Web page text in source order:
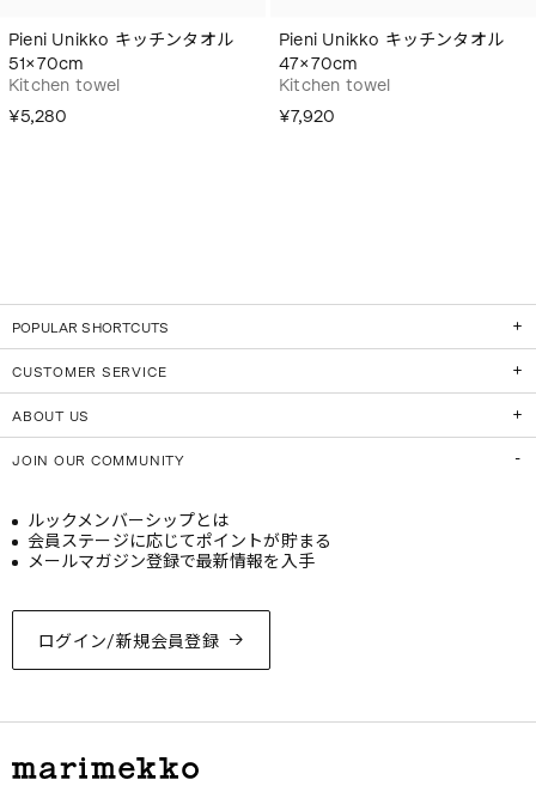
Pieni Unikko キッチンタオル
51×70cm
Kitchen towel
¥5,280
Pieni Unikko キッチンタオル
47×70cm
Kitchen towel
¥7,920
POPULAR SHORTCUTS
CUSTOMER SERVICE
ABOUT US
JOIN OUR COMMUNITY
ログイン/新規会員登録
ルックメンバーシップとは
会員ステージに応じてポイントが貯まる
メールマガジン登録で最新情報を入手